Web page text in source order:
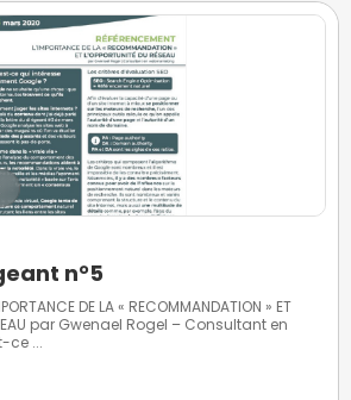
n°5
DE LA « RECOMMANDATION » ET
par Gwenael Rogel – Consultant en
ce ...